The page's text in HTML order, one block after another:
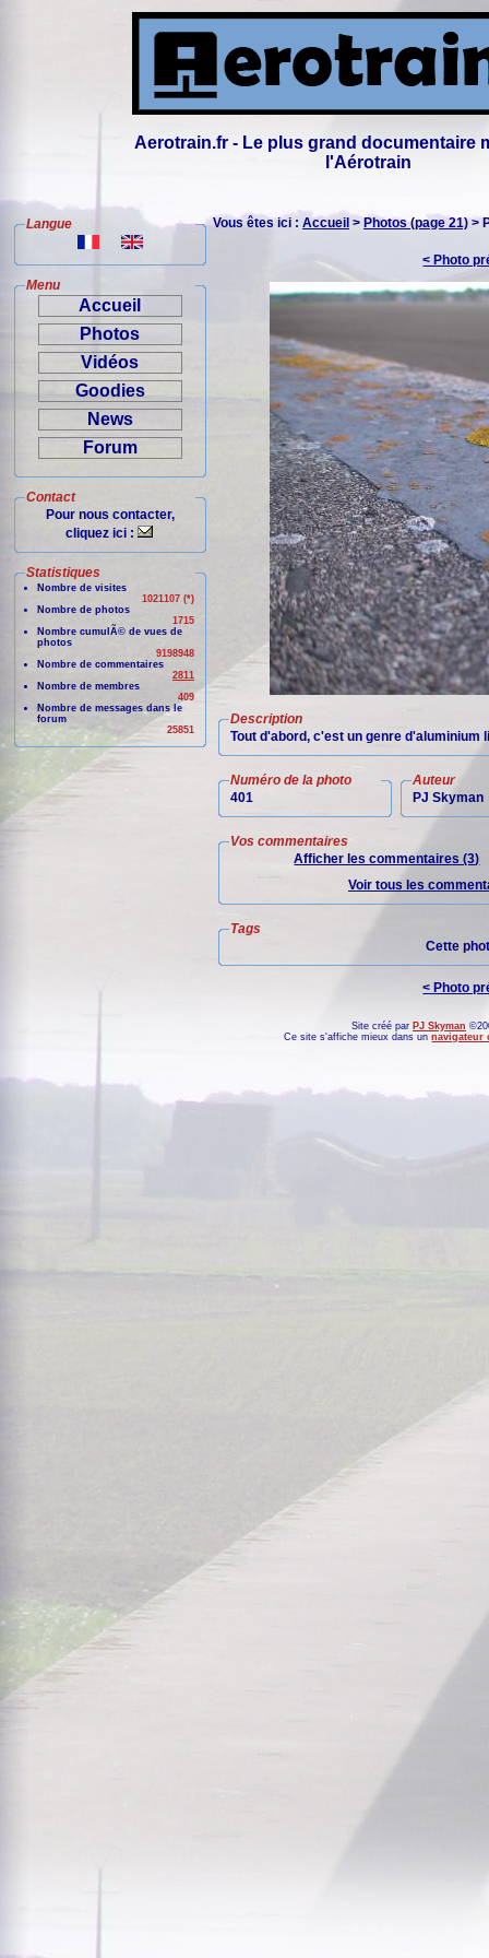
Aerotrain.fr - Le plus grand documentaire
l'Aérotrain
Langue
Menu
Accueil
Photos
Vidéos
Goodies
News
Forum
Contact
Pour nous contacter,
cliquez ici :
Statistiques
Nombre de visites
1021107 (*)
Nombre de photos
1715
Nombre cumulÃ© de vues de
photos
9198948
Nombre de commentaires
2811
Nombre de membres
409
Nombre de messages dans le
forum
25851
Vous êtes ici : Accueil > Photos (page 21) >
< Photo
Description
Tout d'abord, c'est un genre d'aluminium
Numéro de la photo
401
Auteur
PJ Skyman
Vos commentaires
Afficher les commentaires (3)
Voir tous les
Tags
Cette
< Photo
Site créé par PJ Skyman
Ce site s'affiche mieux dans unnavigateur